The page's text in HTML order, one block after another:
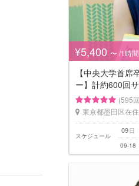
¥5,400 〜 /1時間
【中央大学首
ー】計約600回
(595
東京都墨田区在住
スケジュール
日
09
09-18